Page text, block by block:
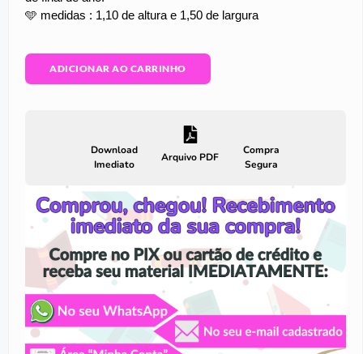
🩵 medidas : 1,10 de altura e 1,50 de largura
ADICIONAR AO CARRINHO
Download
Imediato
Arquivo PDF
Compra
Segura